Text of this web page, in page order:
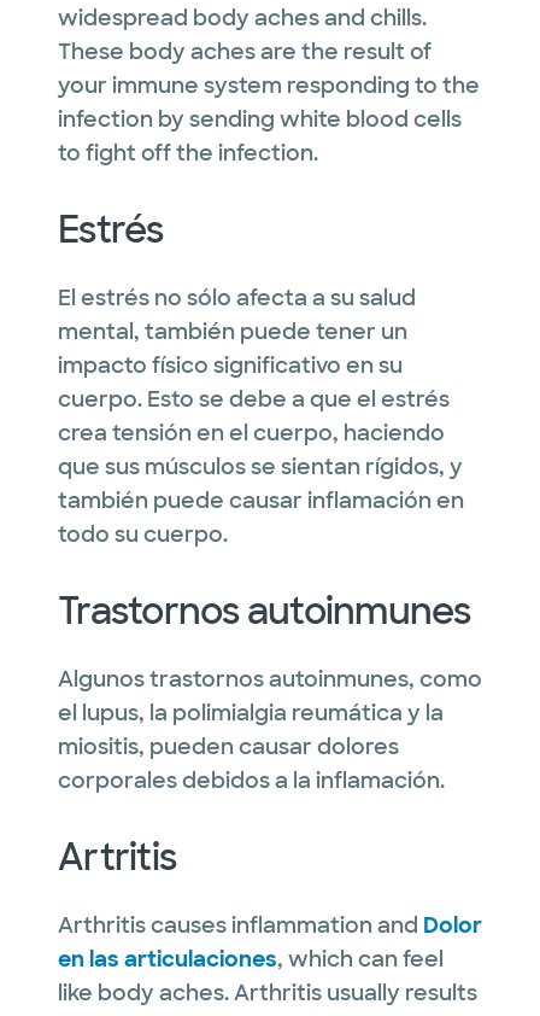
widespread body aches and chills.
These body aches are the result of
your immune system responding to the
infection by sending white blood cells
to fight off the infection.
Estrés
El estrés no sólo afecta a su salud
mental, también puede tener un
impacto físico significativo en su
cuerpo. Esto se debe a que el estrés
crea tensión en el cuerpo, haciendo
que sus músculos se sientan rígidos, y
también puede causar inflamación en
todo su cuerpo.
Trastornos autoinmunes
Algunos trastornos autoinmunes, como
el lupus, la polimialgia reumática y la
miositis, pueden causar dolores
corporales debidos a la inflamación.
Artritis
Arthritis causes inflammation and Dolor
en las articulaciones, which can feel
like body aches. Arthritis usually results